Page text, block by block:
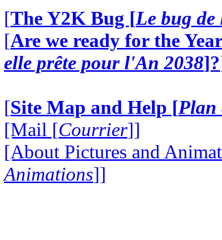
[The Y2K Bug [Le bug
[Are we ready for the
elle prête pour l'An 2038]?
[Site Map and Help [Plan
[Mail [Courrier]]
[About Pictures and
Animations]]